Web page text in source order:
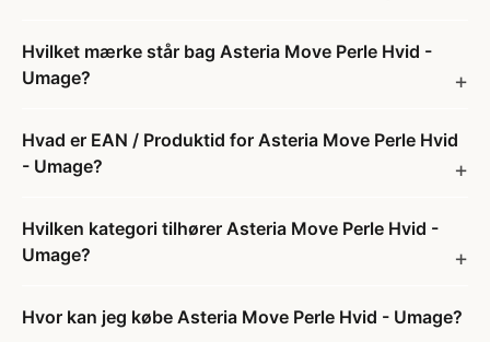
Hvilket mærke står bag Asteria Move Perle Hvid -
Umage?
Hvad er EAN / Produktid for Asteria Move Perle Hvid
- Umage?
Hvilken kategori tilhører Asteria Move Perle Hvid -
Umage?
Hvor kan jeg købe Asteria Move Perle Hvid - Umage?